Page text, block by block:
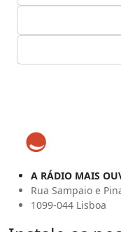
A RÁDIO MAIS
Rua Sampaio e
1099-044 Lisboa